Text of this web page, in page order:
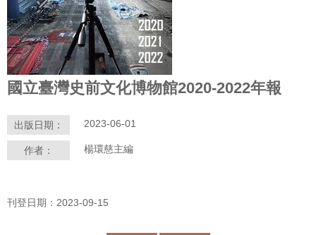
觀
展
覽
學
習
索
們
國立臺灣史前文化博物館2020-2022年報
出版日期： 2023-06-01
作者： 楊環慈主編
刊登日期：2023-09-15